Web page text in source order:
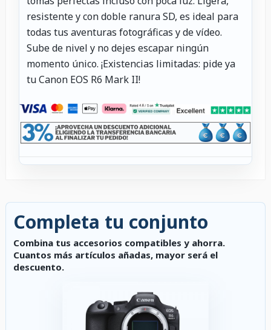
resistente y con doble ranura SD, es ideal para
todas tus aventuras fotográficas y de vídeo.
Sube de nivel y no dejes escapar ningún
momento único. ¡Existencias limitadas: pide ya
tu Canon EOS R6 Mark II!
Completa tu conjunto
Combina tus accesorios compatibles y ahorra.
Cuantos más artículos añadas, mayor será el
descuento.